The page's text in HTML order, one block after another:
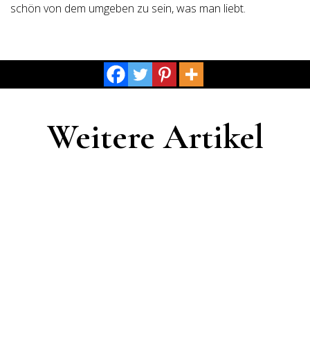
schön von dem umgeben zu sein, was man liebt.
Weitere Artikel